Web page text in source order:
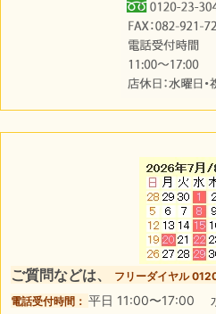
ご質問などは、
フリーダイヤル
電話受付時間： 平日 11:00〜17:00